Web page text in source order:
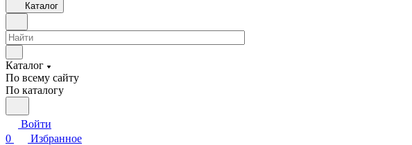
Каталог
Каталог
По всему сайту
По каталогу
Войти
0
Избранное